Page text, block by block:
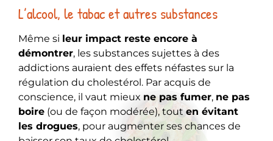
L’alcool, le tabac et autres substances
Même si leur impact reste encore à
démontrer, les substances sujettes à des
addictions auraient des effets néfastes sur la
régulation du cholestérol. Par acquis de
conscience, il vaut mieux ne pas fumer, ne pas
boire (ou de façon modérée), touten évitant
les drogues, pour augmenter ses chances de